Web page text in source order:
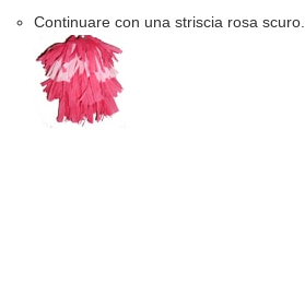
Continuare con una striscia rosa scuro.